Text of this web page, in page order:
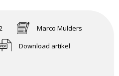
Marco Mulders
Download artikel